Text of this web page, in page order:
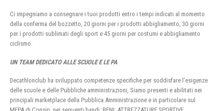
Ci impegniamo a consegnare i tuoi prodotti entro i tempi indicati al momento
della conferma del bozzetto, 20 giorni per i prodotti abbigliamento, 30 giorni
per i prodotti sublimati degli sport e 45 giorni per costumi e abbigliamento
ciclismo.
UN TEAM DEDICATO ALLE SCUOLE E LE PA
Decathlonclub ha sviluppato competenze specifiche per soddisfare l’esigenze
delle scuole e delle Pubbliche amministrazioni, Siamo presenti e abilitati nei
principali marketplace della Pubblica Amministrazione e in particolare sul